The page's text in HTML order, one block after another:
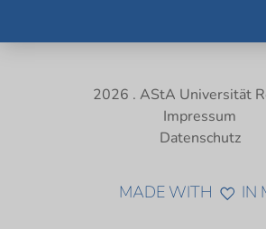
2026 . AStA Universität
Impressum
Datenschutz
MADE WITH IN